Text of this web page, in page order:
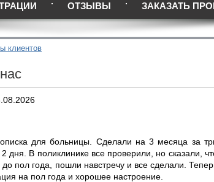
ОТЗЫВЫ ЗАКАЗАТЬ
клиентов
для больницы. Сделали на 3 месяца за
2 дня. В поликлинике все проверили, но сказали,
пол года, пошли навстречу и все сделали.
на пол года и хорошее настроение.